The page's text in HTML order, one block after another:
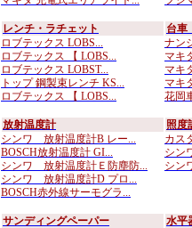
レンチ・ラチェット
ロブテックス LOBS...
ロブテックス 【 LOBS...
ロブテックス LOBST...
トップ 鋼製束レンチ KS...
ロブテックス 【 LOBS...
台車
ナン
マキ
マキ
マキ
花岡
放射温度計
シンワ 放射温度計B レー...
BOSCH放射温度計 GI...
シンワ 放射温度計Ｅ防塵防...
シンワ 放射温度計D プロ...
BOSCH赤外線サーモグラ...
照度
カス
シン
シン
サンディングペーパー
水平